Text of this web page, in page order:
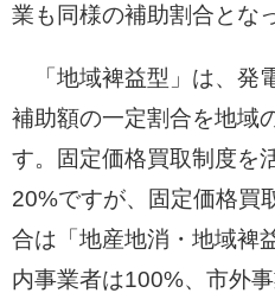
業も同様の補助割合とな
「地域裨益型」は、発
補助額の一定割合を地域
す。固定価格買取制度を
20%ですが、固定価格買
合は「地産地消・地域裨
内事業者は100%、市外